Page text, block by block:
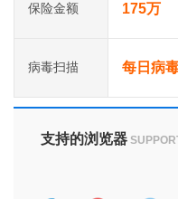
保险金额 175万
病毒扫描 每日病
支持的浏览器